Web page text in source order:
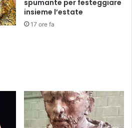
spumante per festeggiare
insieme l’estate
17 ore fa